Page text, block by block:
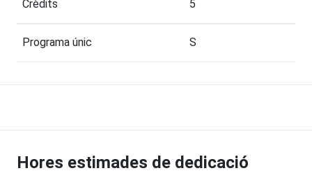
Crèdits 5
Programa únic S
Hores estimades de dedicació